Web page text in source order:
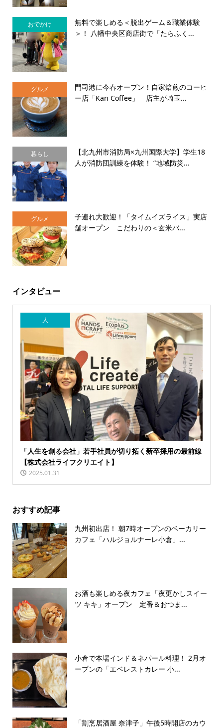
おでかけ
無料で楽しめる＜脱出ゲーム＆職業体験
＞！ 八幡中央区商店街で「たらふく...
グルメ
門司港に今春オープン！自家焙煎のコーヒ
ー店「Kan Coffee」 店主が埼玉...
暮らし
【北九州市消防局×九州国際大学】学生18
人が消防団訓練を体験！ “地域防災...
グルメ
子連れ大歓迎！「タイムイズライス」実店
舗オープン こだわりの＜玄米バ...
インタビュー
人
「人生を創る会社」若手社員が切り拓く新卒採用の最前線
【株式会社ライフクリエイト】
2025.01.31
おすすめ記事
九州初出店！ 朝7時オープンのベーカリー
カフェ「ハルジョルナーレ小倉」...
お酒も楽しめる夜カフェ「夜更かしスイー
ツ キキ」オープン 定番＆おつま...
小倉で本場インド＆ネパール料理！ 2月オ
ープンの「エベレストカレー 小...
「割烹居酒屋 奈津子」午後5時開店のカウ